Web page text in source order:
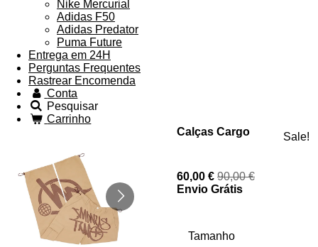
Nike Mercurial
Adidas F50
Adidas Predator
Puma Future
Entrega em 24H
Perguntas Frequentes
Rastrear Encomenda
Conta
Pesquisar
Carrinho
Calças Cargo
Sale!
60,00 € 90,00 €
Envio Grátis
Tamanho